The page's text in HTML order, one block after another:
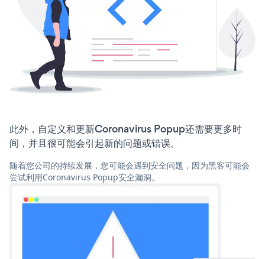
此外，自定义和更新Coronavirus Popup还需要更多时
间，并且很可能会引起新的问题或错误。
随着您公司的持续发展，您可能会遇到安全问题，因为黑客可能会
尝试利用Coronavirus Popup安全漏洞。